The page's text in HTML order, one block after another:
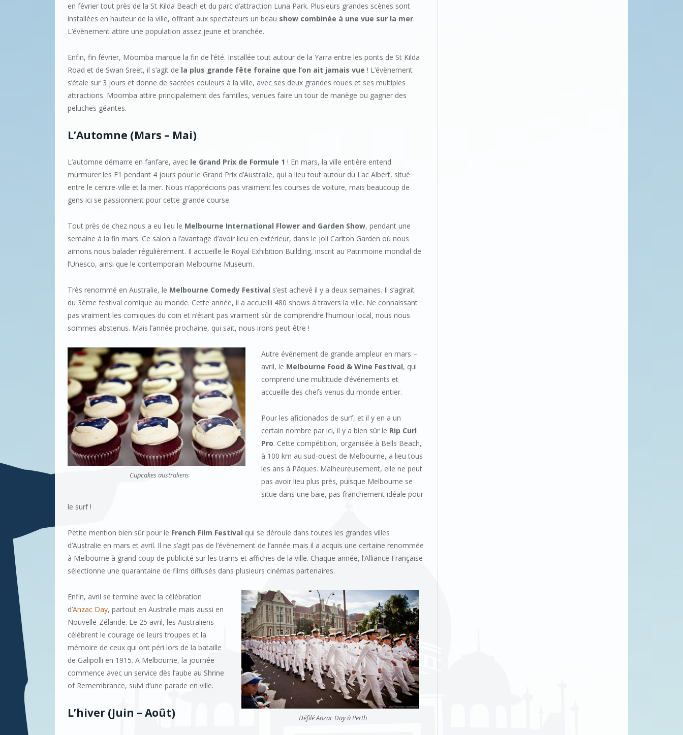
en février tout près de la St Kilda Beach et du parc d’attraction Luna Park. Plusieurs grandes scènes sont
installées en hauteur de la ville, offrant aux spectateurs un beau show combinée à une vue sur la mer.
L’évènement attire une population assez jeune et branchée.
Enfin, fin février, Moomba marque la fin de l’été. Installée tout autour de la Yarra entre les ponts de St Kilda
Road et de Swan Sreet, il s’agit de la plus grande fête foraine que l’on ait jamais vue ! L’évènement
s’étale sur 3 jours et donne de sacrées couleurs à la ville, avec ses deux grandes roues et ses multiples
attractions. Moomba attire principalement des familles, venues faire un tour de manège ou gagner des
peluches géantes.
L’Automne (Mars – Mai)
L’automne démarre en fanfare, avec le Grand Prix de Formule 1 ! En mars, la ville entière entend
murmurer les F1 pendant 4 jours pour le Grand Prix d’Australie, qui a lieu tout autour du Lac Albert, situé
entre le centre-ville et la mer. Nous n’apprécions pas vraiment les courses de voiture, mais beaucoup de
gens ici se passionnent pour cette grande course.
Tout près de chez nous a eu lieu le Melbourne International Flower and Garden Show, pendant une
semaine à la fin mars. Ce salon a l’avantage d’avoir lieu en extérieur, dans le joli Carlton Garden où nous
aimons nous balader régulièrement. Il accueille le Royal Exhibition Building, inscrit au Patrimoine mondial de
l’Unesco, ainsi que le contemporain Melbourne Museum.
Très renommé en Australie, le Melbourne Comedy Festival s’est achevé il y a deux semaines. Il s’agirait
du 3ème festival comique au monde. Cette année, il a accueilli 480 shows à travers la ville. Ne connaissant
pas vraiment les comiques du coin et n’étant pas vraiment sûr de comprendre l’humour local, nous nous
sommes abstenus. Mais l’année prochaine, qui sait, nous irons peut-être !
Cupcakes australiens
Autre événement de grande ampleur en mars –
avril, le Melbourne Food & Wine Festival, qui
comprend une multitude d’événements et
accueille des chefs venus du monde entier.
Pour les aficionados de surf, et il y en a un
certain nombre par ici, il y a bien sûr le Rip Curl
Pro. Cette compétition, organisée à Bells Beach,
à 100 km au sud-ouest de Melbourne, a lieu tous
les ans à Pâques. Malheureusement, elle ne peut
pas avoir lieu plus près, puisque Melbourne se
situe dans une baie, pas franchement idéale pour
le surf !
Petite mention bien sûr pour le French Film Festival qui se déroule dans toutes les grandes villes
d’Australie en mars et avril. Il ne s’agit pas de l’évènement de l’année mais il a acquis une certaine renommée
à Melbourne à grand coup de publicité sur les trams et affiches de la ville. Chaque année, l’Alliance Française
sélectionne une quarantaine de films diffusés dans plusieurs cinémas partenaires.
Défilé Anzac Day à Perth
Enfin, avril se termine avec la célébration
d’Anzac Day, partout en Australie mais aussi en
Nouvelle-Zélande. Le 25 avril, les Australiens
célébrent le courage de leurs troupes et la
mémoire de ceux qui ont péri lors de la bataille
de Galipolli en 1915. A Melbourne, la journée
commence avec un service dès l’aube au Shrine
of Remembrance, suivi d’une parade en ville.
L’hiver (Juin – Août)